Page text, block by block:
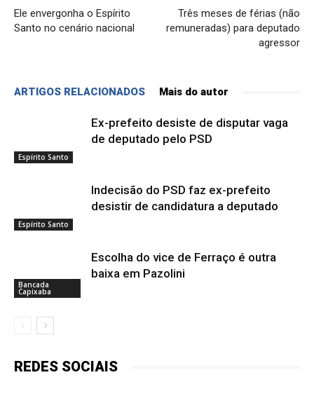
Ele envergonha o Espírito
Santo no cenário nacional
Três meses de férias (não
remuneradas) para deputado
agressor
ARTIGOS RELACIONADOS Mais do autor
Espírito Santo
Ex-prefeito desiste de disputar vaga
de deputado pelo PSD
Espírito Santo
Indecisão do PSD faz ex-prefeito
desistir de candidatura a deputado
Bancada
Capixaba
Escolha do vice de Ferraço é outra
baixa em Pazolini
REDES SOCIAIS